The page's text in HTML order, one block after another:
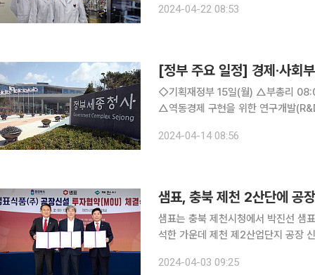
2024-04-22 08:53
[정부 주요 일정] 경제·사
◇기획재정부 15일(월) △부총리 08:00 비상경제장관회의(서울청사) △비상경제장관회의 개최
△역동경제 구현을 위한 연구개발(R&D) 혁신
2024-04-14 08:56
샘표, 충북 제천 2산단에 공
샘표는 충북 제천시청에서 박진선 샘
석한 가운데 제천 제2산업단지 공장 신설 투자
생산 설비 증설을 위한 투자를 진행,
2024-04-03 09:25